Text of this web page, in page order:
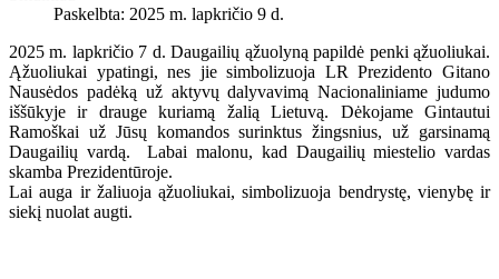
Paskelbta: 2025 m. lapkričio 9 d.
2025 m. lapkričio 7 d. Daugailių ąžuolyną papildė penki ąžuoliukai.
Ąžuoliukai ypatingi, nes jie simbolizuoja LR Prezidento Gitano
Nausėdos padėką už aktyvų dalyvavimą Nacionaliniame judumo
iššūkyje ir drauge kuriamą žalią Lietuvą. Dėkojame Gintautui
Ramoškai už Jūsų komandos surinktus žingsnius, už garsinamą
Daugailių vardą. Labai malonu, kad Daugailių miestelio vardas
skamba Prezidentūroje.
Lai auga ir žaliuoja ąžuoliukai, simbolizuoja bendrystę, vienybę ir
siekį nuolat augti.